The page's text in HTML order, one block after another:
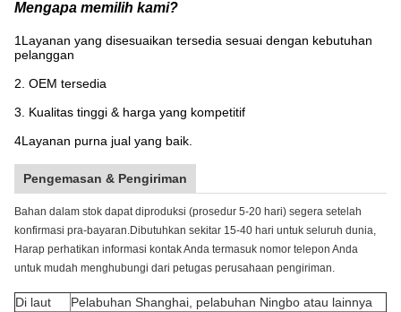
Mengapa memilih kami?
1Layanan yang disesuaikan tersedia sesuai dengan kebutuhan
pelanggan
2. OEM tersedia
3. Kualitas tinggi & harga yang kompetitif
4Layanan purna jual yang baik.
Pengemasan & Pengiriman
Bahan dalam stok dapat diproduksi (prosedur 5-20 hari) segera setelah
konfirmasi pra-bayaran.Dibutuhkan sekitar 15-40 hari untuk seluruh dunia,
Harap perhatikan informasi kontak Anda termasuk nomor telepon Anda
untuk mudah menghubungi dari petugas perusahaan pengiriman.
Di laut
Pelabuhan Shanghai, pelabuhan Ningbo atau lainnya